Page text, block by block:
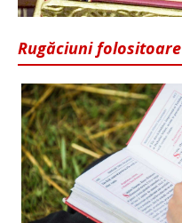
Rugăciuni folositoare